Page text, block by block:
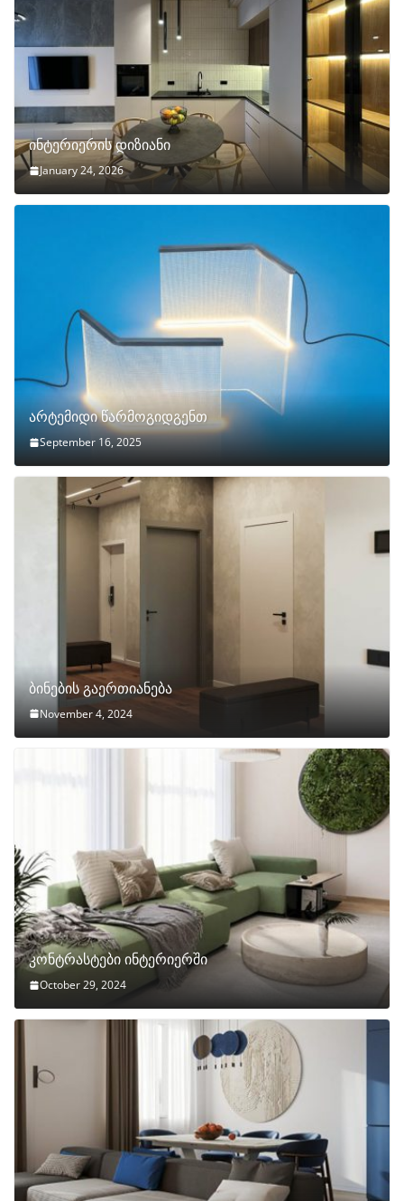
ინტერიერის დიზიანი
January 24, 2026
არტემიდი წარმოგიდგენთ
September 16, 2025
ბინების გაერთიანება
November 4, 2024
კონტრასტები ინტერიერში
October 29, 2024